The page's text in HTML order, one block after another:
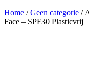
Home /Geen categorie /
Face – SPF30 Plasticvrij